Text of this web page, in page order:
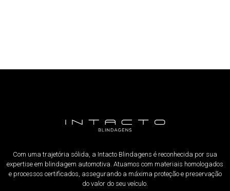
Com uma trajetória sólida, a Intacto Blindagens é reconhecida por sua
expertise em blindagem automotiva. Atuamos com materiais homologados
e processos certificados, assegurando a máxima proteção e preservação
do valor do seu veículo.